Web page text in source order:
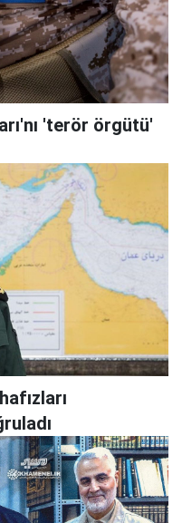
'terör örgütü'